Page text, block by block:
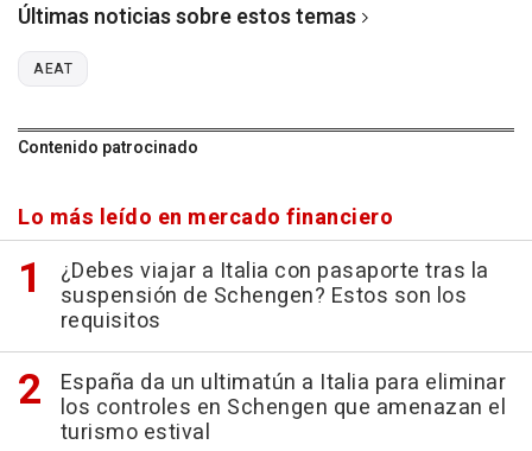
Últimas noticias sobre estos temas
AEAT
Contenido patrocinado
Lo más leído en mercado financiero
¿Debes viajar a Italia con pasaporte tras la
suspensión de Schengen? Estos son los
requisitos
España da un ultimatún a Italia para eliminar
los controles en Schengen que amenazan el
turismo estival